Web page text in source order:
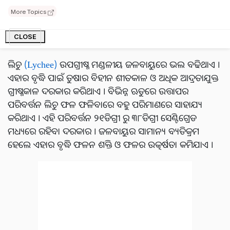
More Topics
CLOSE
ଆମ ରାଜ୍ୟରେ ଅନୁଗୁଳ ଜିଲ୍ଲା , ସମ୍ବଲପୁର ଜିଲ୍ଲା ,ସୁନ୍ଦରଗଡ ଜିଲ୍ଲା,
ଅଞ୍ଚଳରେ ଲିଚୁ ଚାଷ ଖୁବ ଭଲ ହେଉଛି ବୋଲି ଜଣାପଡିଛି ।
ଲିଚୁ (Lychee) ଉପଗ୍ରୀଷ୍ମ ମଣ୍ଡଳୀୟ ଜଳବାୟୁରେ ଭଲ ବଢିଥାଏ ।
ଏହାର ବୃଦ୍ଧି ପାଇଁ ତୁଷାର ବିହୀନ ଶୀତକାଳ ଓ ଅଧିକ ଆଦ୍ରତାଯୁକ୍ତ
ଗ୍ରୀଷ୍ମକାଳ ଦରକାର କରିଥାଏ । ବିଭିନ୍ନ ଋତୁରେ ଉତ୍ତାପର
ପରିବର୍ତ୍ତନ ଲିଚୁ ଫଳ ଫଳିବାରେ ବହୁ ପରିମାଣରେ ସାହାଯ୍ୟ
କରିଥାଏ । ଏହି ପରିବର୍ତ୍ତନ ୨୧ଡିଗ୍ରୀ ରୁ ୩୮ଡିଗ୍ରୀ ସେଣ୍ଟିଗ୍ରେଡ
ମଧ୍ୟରେ ରହିବା ଦରକାର । ଜଳବାୟୁର ସାମାନ୍ୟ ବ୍ୟତିକ୍ରମ
ହେଲେ ଏହାର ବୃଦ୍ଧି ଫଳନ ଶକ୍ତି ଓ ଫଳର ଉତ୍କର୍ଷତା କମିଯାଏ ।